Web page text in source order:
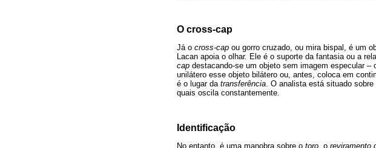
O cross-cap
Já o cross-cap ou gorro cruzado, ou mira bispal, é um
Lacan apoia o olhar. Ele é o suporte da fantasia ou a
cap destacando-se um objeto sem imagem especular –
unilátero esse objeto bilátero ou, antes, coloca em
é o lugar da transferência. O analista está situado
quais oscila constantemente.
Identificação
No entanto, é uma manobra sobre o toro , o reviramento